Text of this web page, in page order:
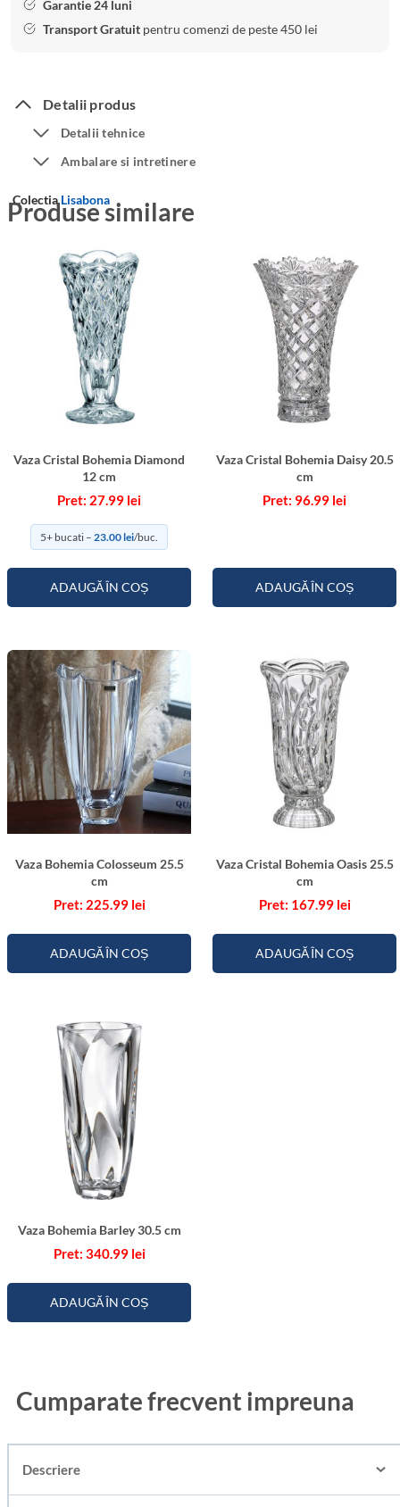
Garantie 24 luni
Transport Gratuit pentru comenzi de peste 450 lei
Detalii produs
Detalii tehnice
Ambalare si intretinere
ColectiaLisabona
Produse similare
Vaza Cristal Bohemia Diamond
12 cm
27.99 lei
5+ bucati – 23.00lei/buc.
ADAUGĂ ÎN COȘ
Vaza Cristal Bohemia Daisy 20.5
cm
96.99 lei
ADAUGĂ ÎN COȘ
Vaza Bohemia Colosseum 25.5
cm
225.99 lei
ADAUGĂ ÎN COȘ
Vaza Cristal Bohemia Oasis 25.5
cm
167.99 lei
ADAUGĂ ÎN COȘ
Vaza Bohemia Barley 30.5 cm
340.99 lei
ADAUGĂ ÎN COȘ
Cumparate frecvent impreuna
Descriere